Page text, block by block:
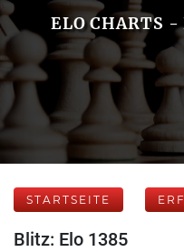
ELO CHARTS -
STARTSEITE
Blitz: Elo 1385